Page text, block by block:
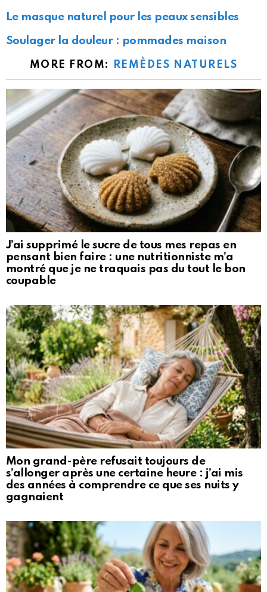
Le masque naturel pour les peaux sensibles
Soulager la douleur : pommades maison
MORE FROM: REMÈDES NATURELS
J’ai supprimé le sucre de tous mes repas en
pensant bien faire : une nutritionniste m’a
montré que je ne traquais pas du tout le bon
coupable
Mon grand-père refusait toujours de
s’allonger après une certaine heure : j’ai mis
des années à comprendre ce que ses nuits y
gagnaient